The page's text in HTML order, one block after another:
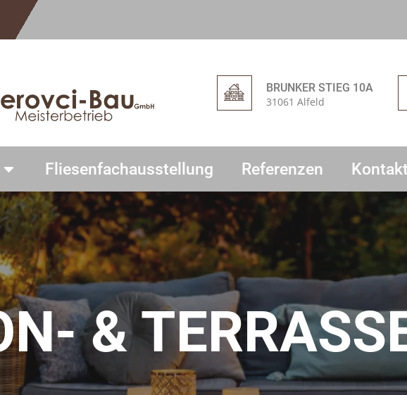
BRUNKER STIEG 10A
31061 Alfeld
Fliesenfachausstellung Referenzen Kontakt
&